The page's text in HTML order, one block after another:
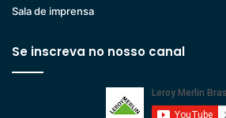
Sala de imprensa
Se inscreva no nosso canal